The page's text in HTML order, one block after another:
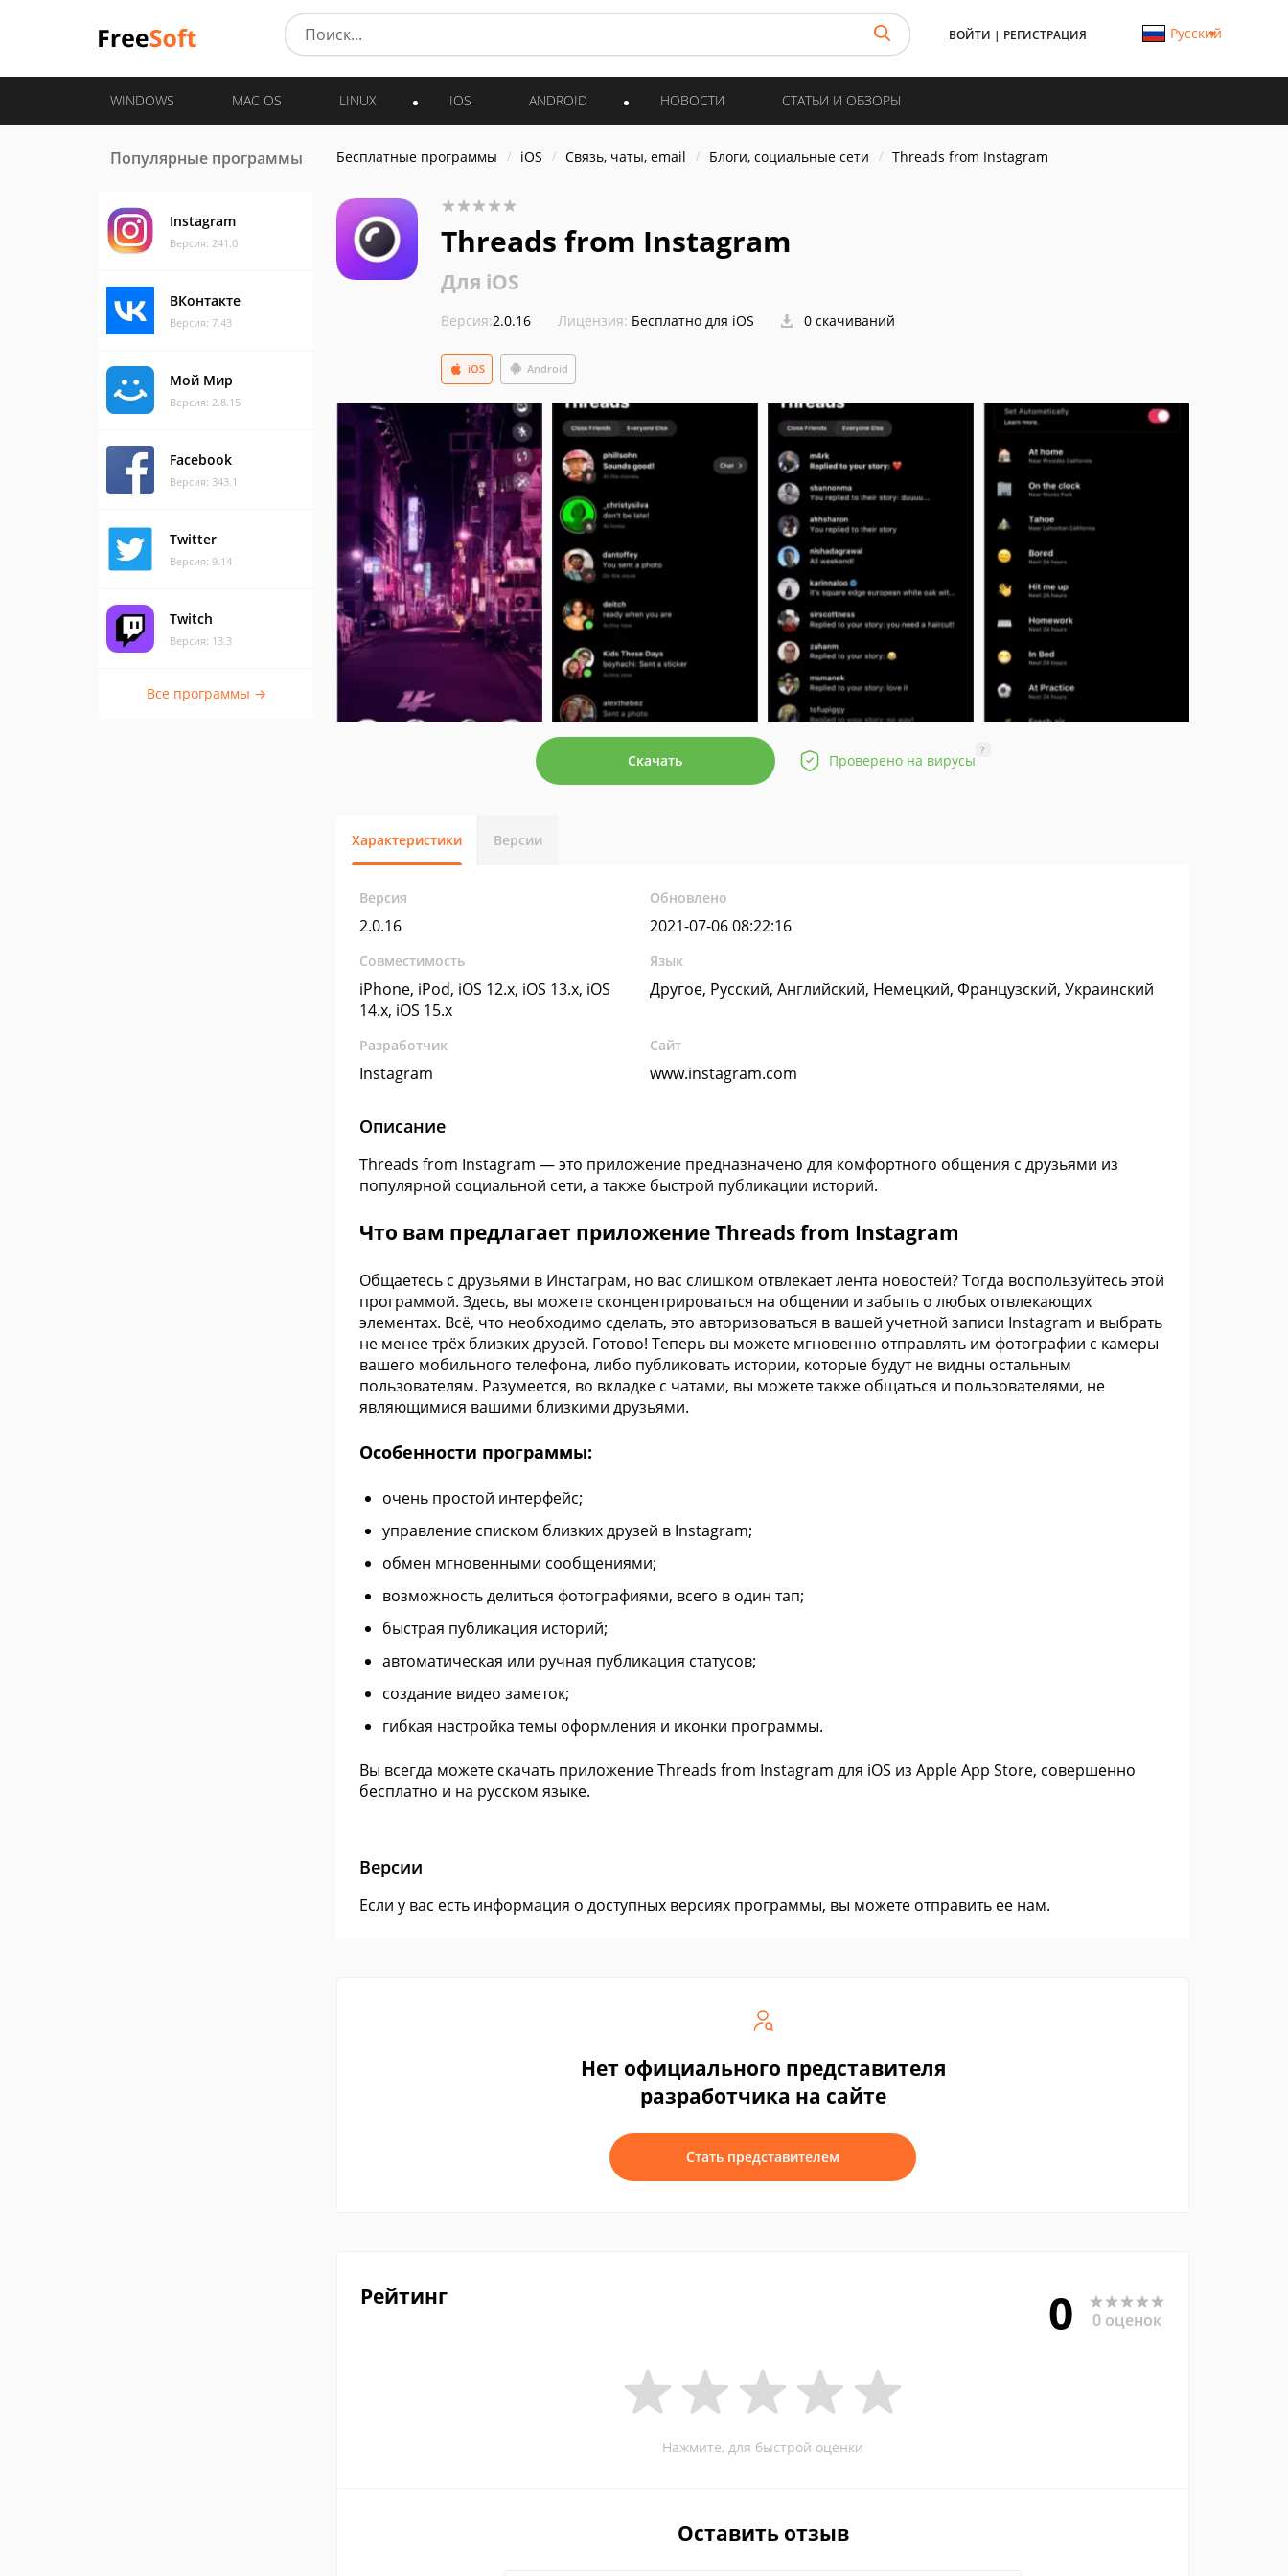
ВОЙТИ | РЕГИСТРАЦИЯ Русский
WINDOWS MAC OS LINUX IOS ANDROID НОВОСТИ СТАТЬИ И ОБЗОРЫ
Популярные программы
Instagram
Версия: 241.0
ВКонтакте
Версия: 7.43
Мой Мир
Версия: 2.8.15
Facebook
Версия: 343.1
Twitter
Версия: 9.14
Twitch
Версия: 13.3
Все программы →
Бесплатные программы iOS Связь, чаты, email Блоги, социальные сети Threads from Instagram
Threads from Instagram
Для iOS
Версия:2.0.16 Лицензия: Бесплатно для iOS 0 скачиваний
Android
iOS
Скачать Проверено на вирусы
?
Характеристики Версии
Версия
2.0.16
Обновлено
2021-07-06 08:22:16
Совместимость
iPhone, iPod, iOS 12.x, iOS 13.x, iOS
14.x, iOS 15.x
Язык
Другое, Русский, Английский, Немецкий, Французский, Украинский
Разработчик
Instagram
Сайт
www.instagram.com
Описание
Threads from Instagram — это приложение предназначено для комфортного общения с друзьями из
популярной социальной сети, а также быстрой публикации историй.
Что вам предлагает приложение Threads from Instagram
Общаетесь с друзьями в Инстаграм, но вас слишком отвлекает лента новостей? Тогда воспользуйтесь этой
программой. Здесь, вы можете сконцентрироваться на общении и забыть о любых отвлекающих
элементах. Всё, что необходимо сделать, это авторизоваться в вашей учетной записи Instagram и выбрать
не менее трёх близких друзей. Готово! Теперь вы можете мгновенно отправлять им фотографии с камеры
вашего мобильного телефона, либо публиковать истории, которые будут не видны остальным
пользователям. Разумеется, во вкладке с чатами, вы можете также общаться и пользователями, не
являющимися вашими близкими друзьями.
Особенности программы:
очень простой интерфейс;
управление списком близких друзей в Instagram;
обмен мгновенными сообщениями;
возможность делиться фотографиями, всего в один тап;
быстрая публикация историй;
автоматическая или ручная публикация статусов;
создание видео заметок;
гибкая настройка темы оформления и иконки программы.
Вы всегда можете скачать приложение Threads from Instagram для iOS из Apple App Store, совершенно
бесплатно и на русском языке.
Версии
Если у вас есть информация о доступных версиях программы, вы можете отправить ее нам.
Нет официального представителя
разработчика на сайте
Стать представителем
Рейтинг 0 0 оценок
Нажмите, для быстрой оценки
Оставить отзыв